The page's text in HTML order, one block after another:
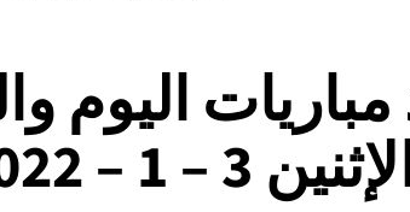
اليوم
1 – 2022